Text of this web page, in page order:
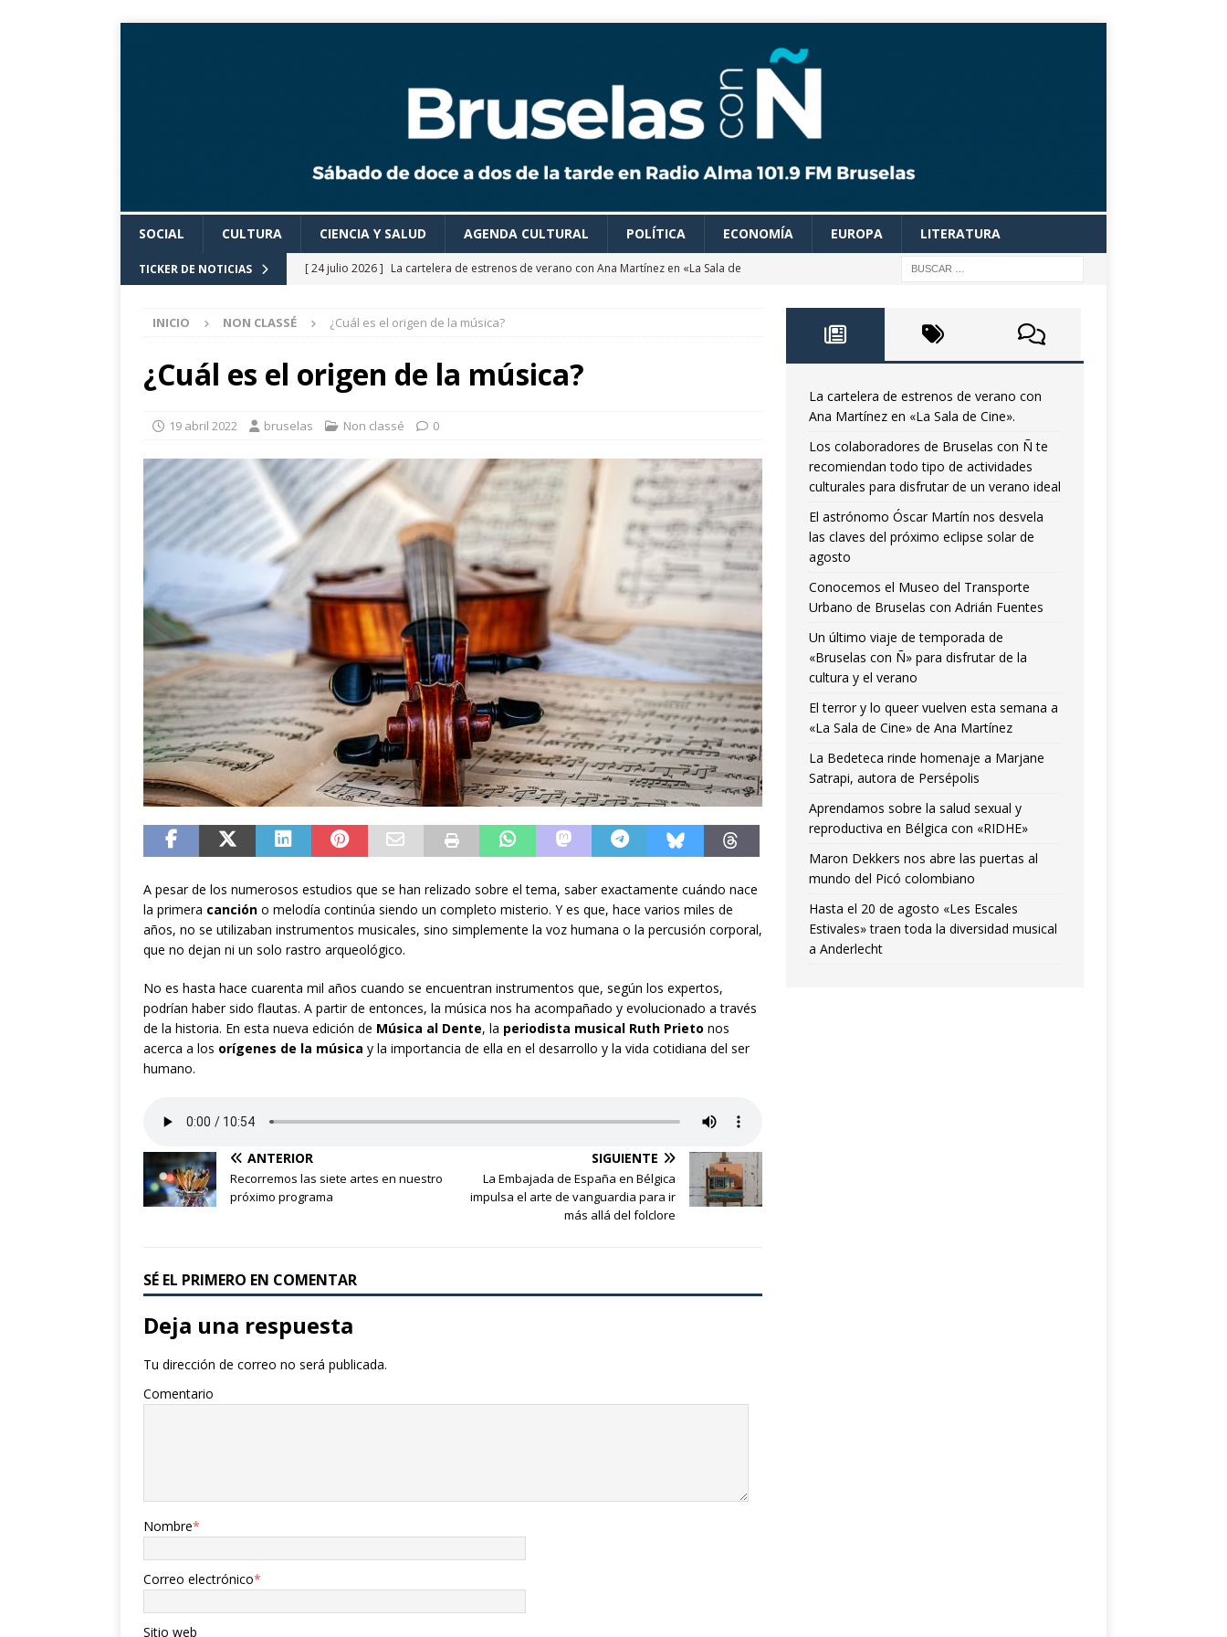
SOCIAL CULTURA CIENCIA Y SALUD AGENDA CULTURAL POLÍTICA ECONOMÍA EUROPA LITERATURA
TICKER DE NOTICIAS [ 24 julio 2026 ] La cartelera de estrenos de verano con Ana Martínez en «La Sala de
[ 24 julio 2026 ] Los colaboradores de Bruselas con Ñ te recomiendan todo tipo de
actividades culturales para disfrutar de un verano ideal
[ 24 julio 2026 ]
eclipse solar de agosto
Fuentes
CULTURA
[ 24 julio 2026 ]
Un último viaje de temporada de «Bruselas con Ñ» para disfrutar de
la cultura y el verano
AGENDA CULTURAL
[ 10 abril 2021 ] La Monnaie ocupada por 10 jóvenes trabajadores y estudiantes
POLÍTICA
INICIO NON CLASSÉ ¿Cuál es el origen de la música?
¿Cuál es el origen de la música?
19 abril 2022 bruselas Non classé 0
A pesar de los numerosos estudios que se han relizado sobre el tema, saber exactamente cuándo nace
la primera canción o melodía continúa siendo un completo misterio. Y es que, hace varios miles de
años, no se utilizaban instrumentos musicales, sino simplemente la voz humana o la percusión corporal,
que no dejan ni un solo rastro arqueológico.
No es hasta hace cuarenta mil años cuando se encuentran instrumentos que, según los expertos,
podrían haber sido flautas. A partir de entonces, la música nos ha acompañado y evolucionado a través
de la historia. En esta nueva edición de Música al Dente, la periodista musical Ruth Prieto nos
acerca a los orígenes de la música y la importancia de ella en el desarrollo y la vida cotidiana del ser
humano.
ANTERIOR
Recorremos las siete artes en nuestro
próximo programa
SIGUIENTE
La Embajada de España en Bélgica
impulsa el arte de vanguardia para ir
más allá del folclore
SÉ EL PRIMERO EN COMENTAR
Deja una respuesta
Tu dirección de correo no será publicada.
Comentario
Nombre*
Correo electrónico*
Sitio web
La cartelera de estrenos de verano con
Ana Martínez en «La Sala de Cine».
Los colaboradores de Bruselas con Ñ te
recomiendan todo tipo de actividades
culturales para disfrutar de un verano ideal
El astrónomo Óscar Martín nos desvela
las claves del próximo eclipse solar de
agosto
Conocemos el Museo del Transporte
Urbano de Bruselas con Adrián Fuentes
Un último viaje de temporada de
«Bruselas con Ñ» para disfrutar de la
cultura y el verano
El terror y lo queer vuelven esta semana a
«La Sala de Cine» de Ana Martínez
La Bedeteca rinde homenaje a Marjane
Satrapi, autora de Persépolis
Aprendamos sobre la salud sexual y
reproductiva en Bélgica con «RIDHE»
Maron Dekkers nos abre las puertas al
mundo del Picó colombiano
Hasta el 20 de agosto «Les Escales
Estivales» traen toda la diversidad musical
a Anderlecht